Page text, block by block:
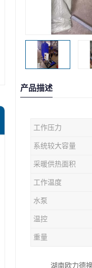
产品描述
工作压力
系统较大容量
采暖供热面积
工作温度
水泵
温控
重量
湖南欧力德